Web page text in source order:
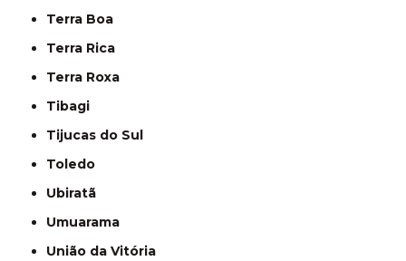
Terra Boa
Terra Rica
Terra Roxa
Tibagi
Tijucas do Sul
Toledo
Ubiratã
Umuarama
União da Vitória